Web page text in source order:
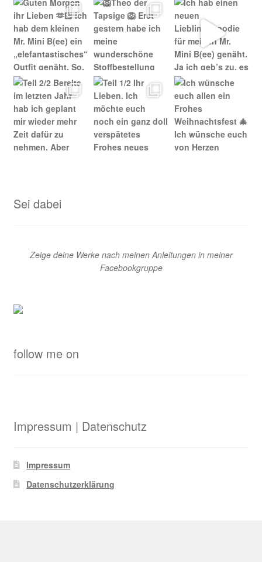
Sei dabei
Zeige deine Werke nach meinen Anleitungen in meiner
Facebookgruppe
follow me on
Impressum | Datenschutz
Impressum
Datenschutzerklärung